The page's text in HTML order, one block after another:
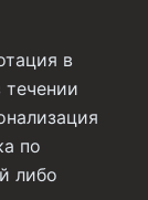
в
по
либо